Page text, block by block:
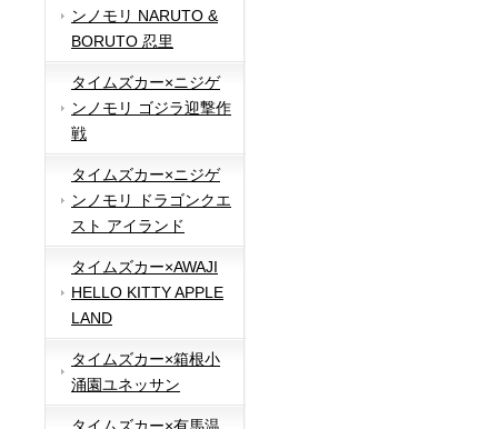
ンノモリ NARUTO &
BORUTO 忍里
タイムズカー×ニジゲ
ンノモリ ゴジラ迎撃作
戦
タイムズカー×ニジゲ
ンノモリ ドラゴンクエ
スト アイランド
タイムズカー×AWAJI
HELLO KITTY APPLE
LAND
タイムズカー×箱根小
涌園ユネッサン